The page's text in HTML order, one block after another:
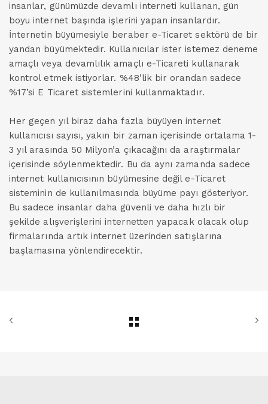
insanlar, günümüzde devamlı interneti kullanan, gün
boyu internet başında işlerini yapan insanlardır.
İnternetin büyümesiyle beraber e-Ticaret sektörü de bir
yandan büyümektedir. Kullanıcılar ister istemez deneme
amaçlı veya devamlılık amaçlı e-Ticareti kullanarak
kontrol etmek istiyorlar. %48’lik bir orandan sadece
%17’si E Ticaret sistemlerini kullanmaktadır.
Her geçen yıl biraz daha fazla büyüyen internet
kullanıcısı sayısı, yakın bir zaman içerisinde ortalama 1-
3 yıl arasında 50 Milyon’a çıkacağını da araştırmalar
içerisinde söylenmektedir. Bu da aynı zamanda sadece
internet kullanıcısının büyümesine değil e-Ticaret
sisteminin de kullanılmasında büyüme payı gösteriyor.
Bu sadece insanlar daha güvenli ve daha hızlı bir
şekilde alışverişlerini internetten yapacak olacak olup
firmalarında artık internet üzerinden satışlarına
başlamasına yönlendirecektir.